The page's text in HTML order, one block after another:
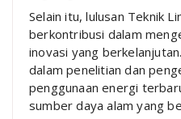
Selain itu, lulusan Teknik
berkontribusi dalam
inovasi yang
dalam penelitian dan
penggunaan energi
sumber daya alam yang